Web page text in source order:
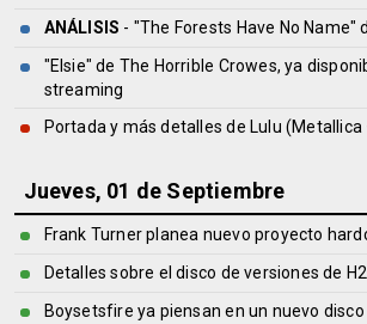
ANÁLISIS - "The Forests Have No Name"
"Elsie" de The Horrible Crowes, ya
streaming
Portada y más detalles de Lulu (Metallica
Jueves, 01 de Septiembre
Frank Turner planea nuevo proyecto
Detalles sobre el disco de versiones de
Boysetsfire ya piensan en un nuevo disco